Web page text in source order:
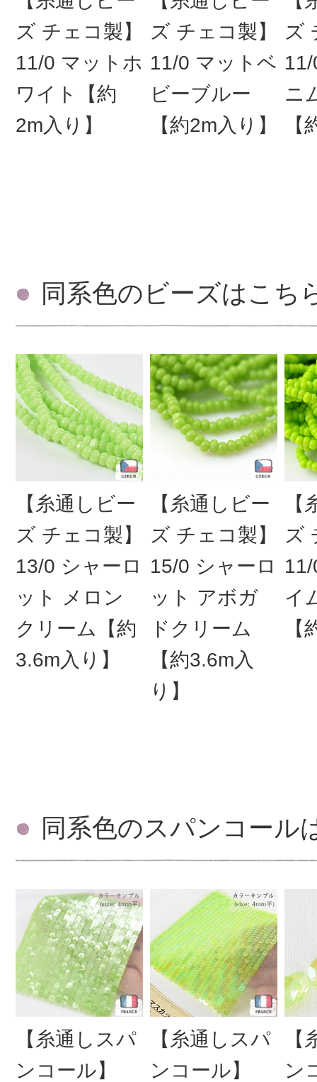
ズ チェコ製】
11/0 マットホ
ワイト【約
2m入り】
ズ チェコ製】
11/0 マットベ
ビーブルー
【約2m入り】
ズ
ニ
同系色のビーズはこち
【糸通しビー
ズ チェコ製】
13/0 シャーロ
ット メロン
クリーム【約
3.6m入り】
【糸通しビー
ズ チェコ製】
15/0 シャーロ
ット アボガ
ドクリーム
【約3.6m入
り】
ズ
イ
同系色のスパンコール
【糸通しスパ
ンコール】
【糸通しスパ
ンコール】
ン